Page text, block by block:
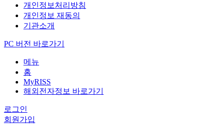
개인정보처리방침
개인정보 재동의
기관소개
PC 버전 바로가기
메뉴
홈
MyRISS
해외전자정보 바로가기
로그인
회원가입